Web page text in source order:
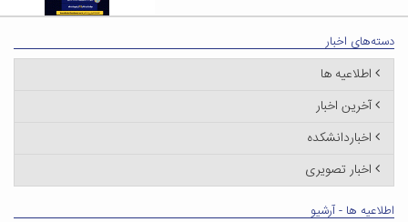
دسته‌های اخبار
اطلاعیه ها
آخرین اخبار
اخباردانشکده
اخبار تصویری
اطلاعیه ها - آرشیو